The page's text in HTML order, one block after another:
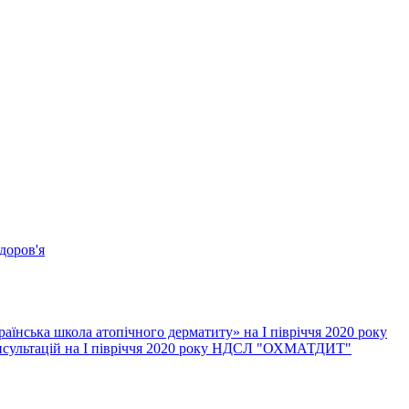
школа атопічного дерматиту» на І півріччя 2020 року
на І півріччя 2020 року НДСЛ "ОХМАТДИТ"